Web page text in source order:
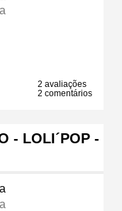
2 avaliações
2 comentários
- LOLI´POP -